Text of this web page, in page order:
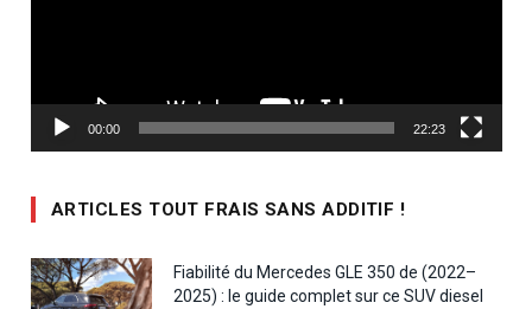
00:00 22:23
ARTICLES TOUT FRAIS SANS ADDITIF !
Fiabilité du Mercedes GLE 350 de (2022–
2025) : le guide complet sur ce SUV diesel